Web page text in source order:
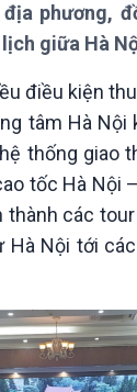
Thời
Thời
Thời
Thời
Thời
Bản tin
phương,
giữa Hà
điều kiện
tâm Hà Nội
thống giao
tốc Hà Nội
thành các
Hà Nội tới